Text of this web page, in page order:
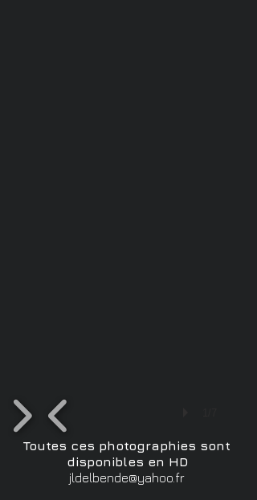
Toutes ces photographies sont
disponibles en HD
jldelbende@yahoo.fr